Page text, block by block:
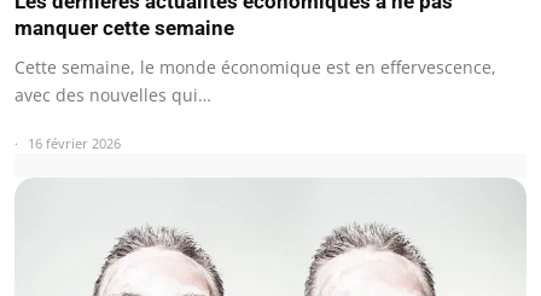
manquer cette semaine
Cette semaine, le monde économique est en effervescence,
avec des nouvelles qui…
16 février 2026